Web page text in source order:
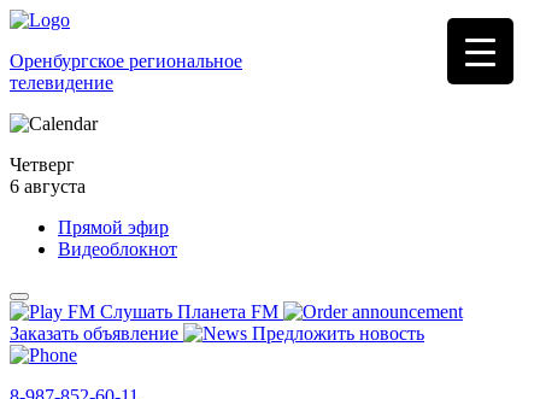
Оренбургское региональное
телевидение
Четверг
6 августа
Прямой эфир
Видеоблокнот
Слушать Планета FM
Заказать объявление
Предложить новость